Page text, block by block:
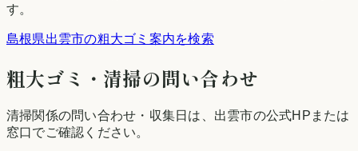
す。
島根県出雲市の粗大ゴミ案内を検索
粗大ゴミ・清掃の問い合わせ
清掃関係の問い合わせ・収集日は、 出雲市の公式HPまたは
窓口でご確認ください。